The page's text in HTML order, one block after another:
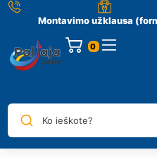
Montavimo užklausa
0
Ko ieškote?